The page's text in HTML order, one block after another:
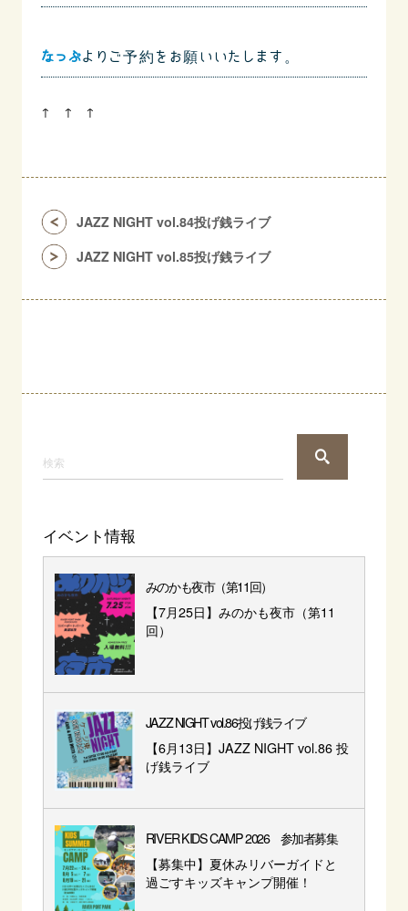
なっぷよりご予約をお願いいたします。
↑ ↑ ↑
JAZZ NIGHT vol.84投げ銭ライブ
JAZZ NIGHT vol.85投げ銭ライブ
イベント情報
みのかも夜市（第11回）
【7月25日】みのかも夜市（第11
回）
JAZZ NIGHT vol.86投げ銭ライブ
【6月13日】JAZZ NIGHT vol.86 投
げ銭ライブ
RIVER KIDS CAMP 2026 参加者募集
【募集中】夏休みリバーガイドと
過ごすキッズキャンプ開催！